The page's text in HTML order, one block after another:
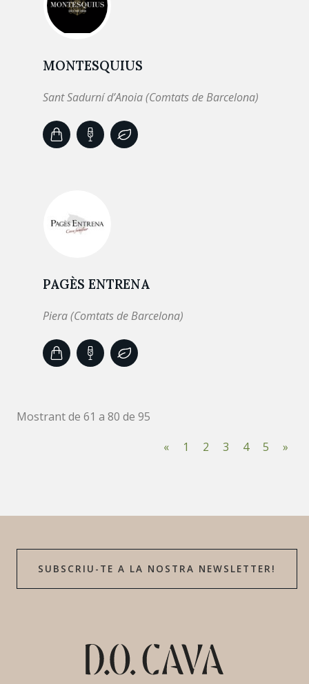
MONTESQUIUS
Sant Sadurní d’Anoia (Comtats de Barcelona)
PAGÈS ENTRENA
Piera (Comtats de Barcelona)
Mostrant de 61 a 80 de 95
«
1 2 3 4 5 »
SUBSCRIU-TE A LA NOSTRA NEWSLETTER!